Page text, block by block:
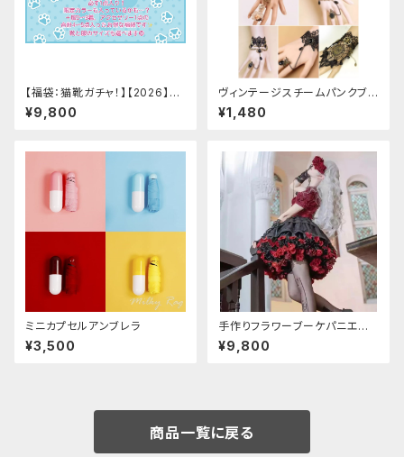
【福袋：猫靴ガチャ！】【2026】Mi
lky Rag 福袋
¥9,800
ヴィンテージスチームパンクブレ
スレット
¥1,480
ミニカプセルアンブレラ
¥3,500
手作りフラワーブーケパニエ
（❁⃘5色展開❁⃘）
¥9,800
商品一覧に戻る